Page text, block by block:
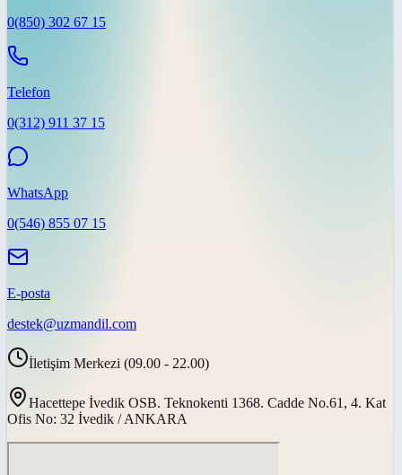
0(850) 302 67 15
Telefon
0(312) 911 37 15
WhatsApp
0(546) 855 07 15
E-posta
destek@uzmandil.com
İletişim Merkezi (09.00 - 22.00)
Hacettepe İvedik OSB. Teknokenti 1368. Cadde No.61, 4. Kat
Ofis No: 32 İvedik / ANKARA